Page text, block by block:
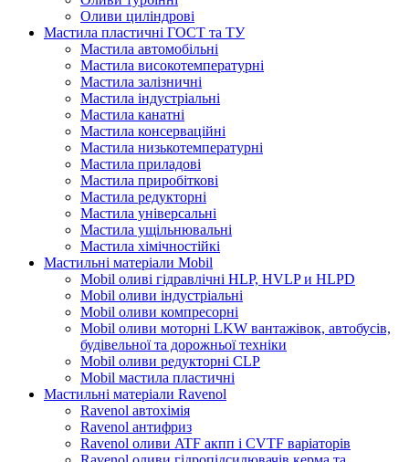
Оливи циліндрові
Мастила пластичні ГОСТ та ТУ
Мастила автомобільні
Мастила високотемпературні
Мастила залізничні
Мастила індустріальні
Мастила канатні
Мастила консерваційні
Мастила низькотемпературні
Мастила приладові
Мастила приробіткові
Мастила редукторні
Мастила універсальні
Мастила ущільнювальні
Мастила хімічностійкі
Мастильні матеріали Mobil
Mobil оливі гідравлічні HLP, HVLP и HLPD
Mobil оливи індустріальні
Mobil оливи компресорні
Mobil оливи моторні LKW вантажівок, автобусів,
будівельної та дорожньої техніки
Mobil оливи редукторні CLP
Mobil мастила пластичні
Мастильні матеріали Ravenol
Ravenol автохімія
Ravenol антифриз
Ravenol оливи ATF акпп і CVTF варіаторів